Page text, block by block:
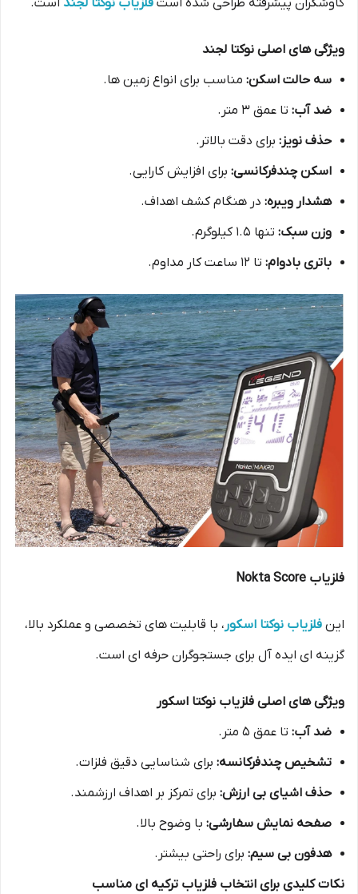
ویژگی های اصلی نوکتا لجند
سه حالت اسکن: مناسب برای انواع زمین ها.
ضد آب: تا عمق 3 متر.
حذف نویز: برای دقت بالاتر.
اسکن چندفرکانسی: برای افزایش کارایی.
هشدار ویبره: در هنگام کشف اهداف.
وزن سبک: تنها 1.5 کیلوگرم.
باتری بادوام: تا 12 ساعت کار مداوم.
فلزیاب Nokta Score
این فلزیاب نوکتا اسکور ، با قابلیت های تخصصی و عملکرد بالا،
گزینه ای ایده آل برای جستجوگران حرفه ای است.
ویژگی های اصلی فلزیاب نوکتا اسکور
ضد آب: تا عمق 5 متر.
تشخیص چندفرکانسه: برای شناسایی دقیق فلزات.
حذف اشیای بی ارزش: برای تمرکز بر اهداف ارزشمند.
صفحه نمایش سفارشی: با وضوح بالا.
هدفون بی سیم: برای راحتی بیشتر.
نکات کلیدی برای انتخاب فلزیاب ترکیه ای مناسب